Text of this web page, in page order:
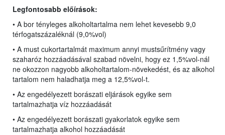
Legfontosabb előírások:
• A bor tényleges alkoholtartalma nem lehet kevesebb 9,0
térfogatszázaléknál (9,0%vol)
• A must cukortartalmát maximum annyi mustsűrítmény vagy
szaharóz hozzáadásával szabad növelni, hogy ez 1,5%vol-nál
ne okozzon nagyobb alkoholtartalom-növekedést, és az alkohol
tartalom nem haladhatja meg a 12,5%vol-t.
• Az engedélyezett borászati eljárások egyike sem
tartalmazhatja víz hozzáadását
• Az engedélyezett borászati gyakorlatok egyike sem
tartalmazhatja alkohol hozzáadását